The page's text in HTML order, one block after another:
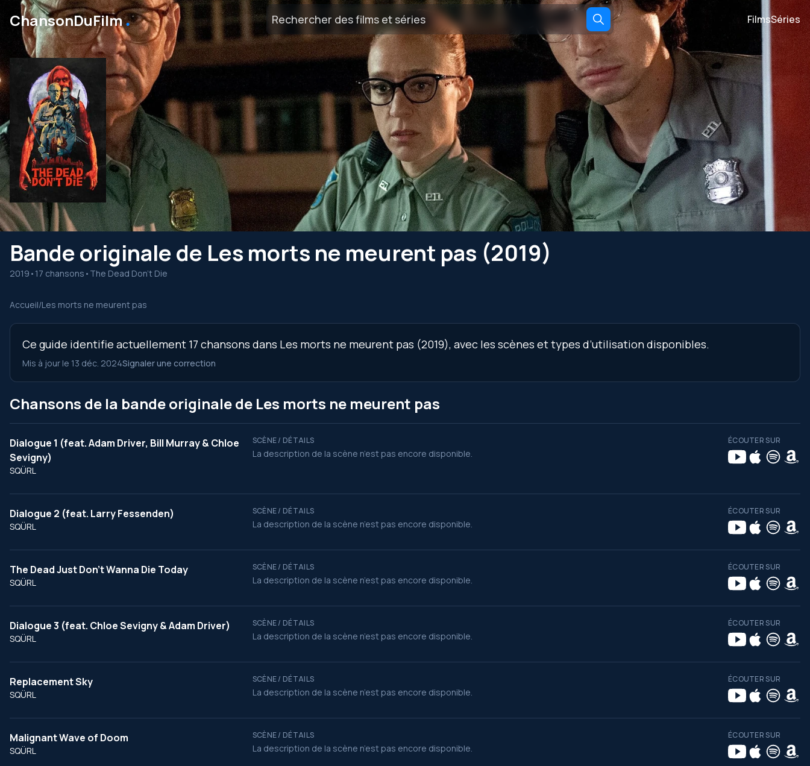
ChansonDuFilm․ FilmsSéries
Bande originale de Les morts ne meurent pas (2019)
2019 • 17 chansons • The Dead Don't Die
Accueil/Les morts ne meurent pas
Ce guide identifie actuellement 17 chansons dans Les morts ne meurent pas (2019), avec les scènes et types d’utilisation disponibles.
Mis à jour le 13 déc. 2024Signaler une correction
Chansons de la bande originale de Les morts ne meurent pas
Dialogue 1 (feat. Adam Driver, Bill Murray & Chloe
Sevigny)
SQÜRL
SCÈNE / DÉTAILS
La description de la scène n’est pas encore disponible.
ÉCOUTER SUR
Dialogue 2 (feat. Larry Fessenden)
SQÜRL
SCÈNE / DÉTAILS
La description de la scène n’est pas encore disponible.
ÉCOUTER SUR
The Dead Just Don't Wanna Die Today
SQÜRL
SCÈNE / DÉTAILS
La description de la scène n’est pas encore disponible.
ÉCOUTER SUR
Dialogue 3 (feat. Chloe Sevigny & Adam Driver)
SQÜRL
SCÈNE / DÉTAILS
La description de la scène n’est pas encore disponible.
ÉCOUTER SUR
Replacement Sky
SQÜRL
SCÈNE / DÉTAILS
La description de la scène n’est pas encore disponible.
ÉCOUTER SUR
Malignant Wave of Doom
SQÜRL
SCÈNE / DÉTAILS
La description de la scène n’est pas encore disponible.
ÉCOUTER SUR